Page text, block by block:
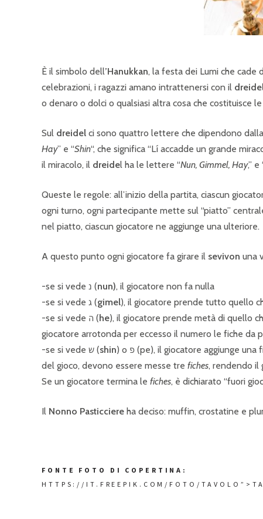
È il simbolo dell’Hanukkan, la festa dei Lumi che cade
celebrazioni, i ragazzi amano intrattenersi con il
o denaro o dolci o qualsiasi altra cosa che costituisce le
Sul dreidel ci sono quattro lettere che dipendono
Hay” e “Shin“, che significa “Lí accadde un grande
il miracolo, il dreidel ha le lettere “Nun, Gimmel, Hay,” e
Queste le regole: all’inizio della partita, ciascun
ogni turno, ogni partecipante mette sul “piatto”
nel piatto, ciascun giocatore ne aggiunge una ulteriore.
A questo punto ogni giocatore fa girare il sevivon una
-se si vede נ (nun), il giocatore non fa nulla
-se si vede ג (gimel), il giocatore prende tutto quello
-se si vede ה (he), il giocatore prende metà di quello
giocatore arrotonda per eccesso il numero le fiche da
-se si vede ש (shin) o פ (pe), il giocatore aggiunge una fiche al piatto (spesso si fa cantando un ritornello). In alcune versioni
del gioco, devono essere messe tre fiches, rendendo il
Se un giocatore termina le fiches, è dichiarato “fuori
Il Nonno Pasticciere ha deciso: muffin, crostatine e
FONTE FOTO DI
HTTPS://IT.FREEPIK.COM/FOTO/